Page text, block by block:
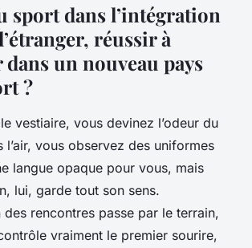
sport dans l’intégration
réussir à
un nouveau pays
?
vestiaire, vous devinez l’odeur du
l’air, vous observez des uniformes
langue opaque pour vous, mais
lui, garde tout son sens.
des rencontres passe par le terrain,
vraiment le premier sourire,